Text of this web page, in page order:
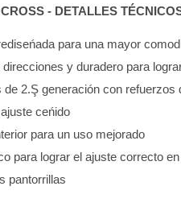
- DETALLES
para una mayor
y duradero para
2.Ş generación con
ceńido
para un uso mejorado
para lograr el ajuste correcto
pantorrillas